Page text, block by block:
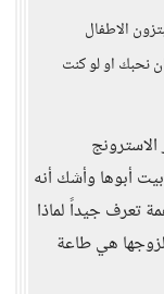
الاطفال
نحبك او لو كنت
أبوها وأشك أنه
تعرف جيداً لماذا
هي طاعة